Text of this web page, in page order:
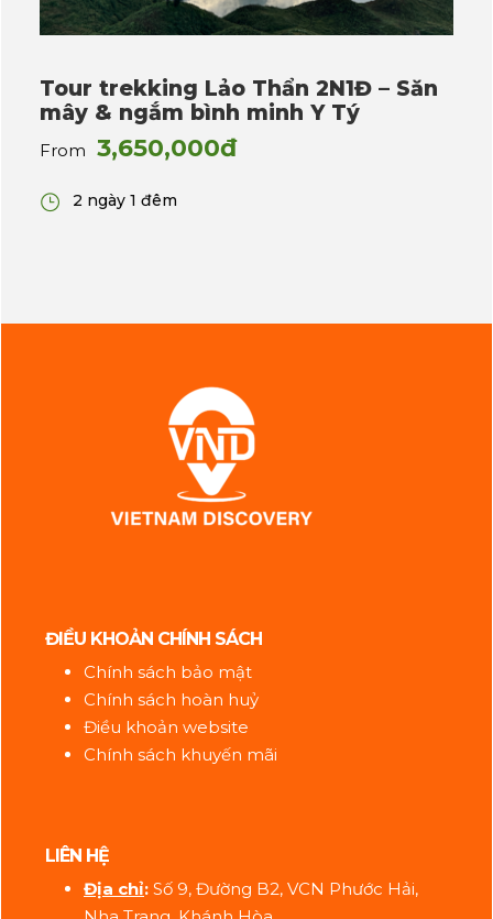
Tour trekking Lảo Thẩn 2N1Đ – Săn
mây & ngắm bình minh Y Tý
From 3,650,000đ
2 ngày 1 đêm
ĐIỀU KHOẢN CHÍNH SÁCH
Chính sách bảo mật
Chính sách hoàn huỷ
Điều khoản website
Chính sách khuyến mãi
LIÊN HỆ
Địa chỉ: Số 9, Đường B2, VCN Phước Hải,